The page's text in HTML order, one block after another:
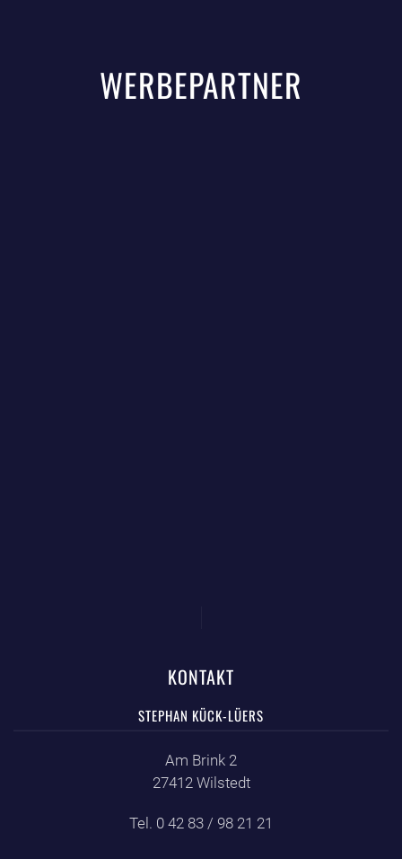
WERBEPARTNER
KONTAKT
STEPHAN KÜCK-LÜERS
Am Brink 2
27412 Wilstedt
Tel. 0 42 83 / 98 21 21